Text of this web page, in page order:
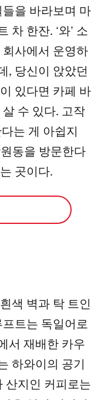
을 바라보며 마
차 한잔. ‘와’ 소
사에서 운영하
, 당신이 앉았던
있다면 카페 바
수 있다. 고작
는 게 아쉽지
동을 방문한다
곳이다.
색 벽과 탁 트인
트는 독일어로
서 재배한 카우
하와이의 공기
산지인 커피로는